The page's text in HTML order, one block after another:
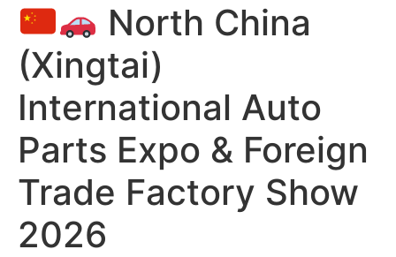
North China
(Xingtai)
International Auto
Parts Expo & Foreign
Trade Factory Show
2026